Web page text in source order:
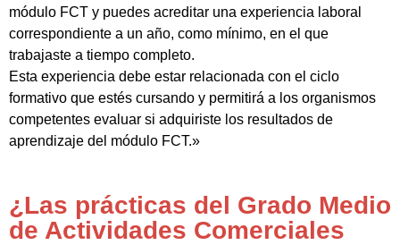
módulo FCT y puedes acreditar una experiencia laboral
correspondiente a un año, como mínimo, en el que
trabajaste a tiempo completo.
Esta experiencia debe estar relacionada con el ciclo
formativo que estés cursando y permitirá a los organismos
competentes evaluar si adquiriste los resultados de
aprendizaje del módulo FCT.»
¿Las prácticas del Grado Medio
de Actividades Comerciales